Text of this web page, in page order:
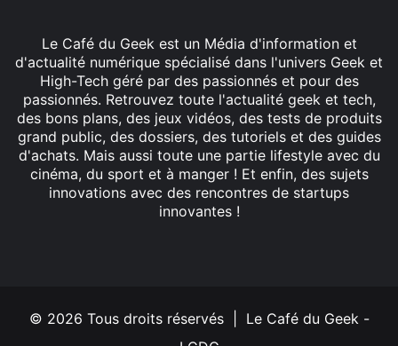
Le Café du Geek est un Média d'information et
d'actualité numérique spécialisé dans l'univers Geek et
High-Tech géré par des passionnés et pour des
passionnés. Retrouvez toute l'actualité geek et tech,
des bons plans, des jeux vidéos, des tests de produits
grand public, des dossiers, des tutoriels et des guides
d'achats. Mais aussi toute une partie lifestyle avec du
cinéma, du sport et à manger ! Et enfin, des sujets
innovations avec des rencontres de startups
innovantes !
© 2026 Tous droits réservés | Le Café du Geek -